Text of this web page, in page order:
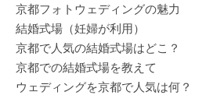
京都フォトウェディングの魅力
結婚式場（妊婦が利用）
京都で人気の結婚式場はどこ？
京都での結婚式場を教えて
ウェディングを京都で人気は何？